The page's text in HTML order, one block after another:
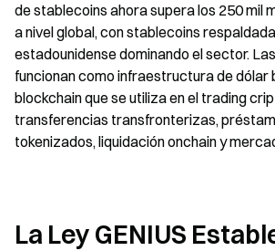
de stablecoins ahora supera los 250 mil
a nivel global, con stablecoins
estadounidense dominando el sector.
funcionan como infraestructura de dólar
blockchain que se utiliza en el trading
transferencias transfronterizas,
tokenizados, liquidación onchain y
La Ley GENIUS